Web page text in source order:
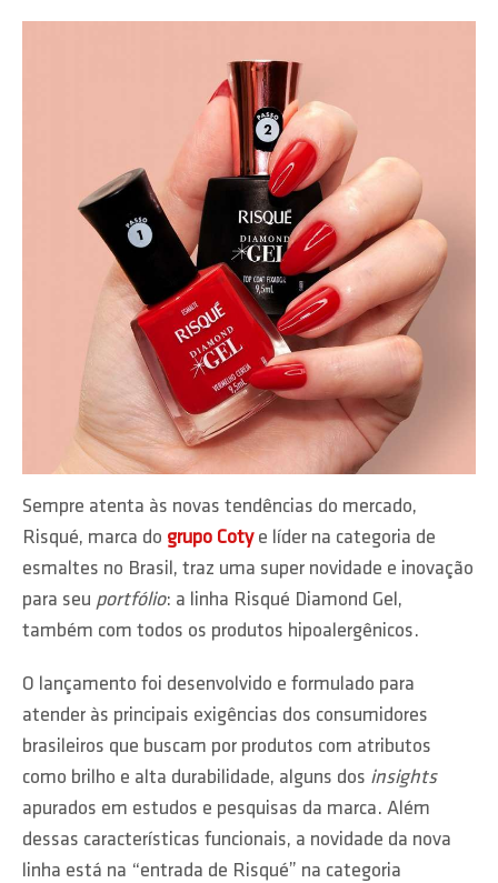
Sempre atenta às novas tendências do mercado,
Risqué, marca do grupo Cotye líder na categoria de
esmaltes no Brasil, traz uma super novidade e inovação
para seu portfólio: a linha Risqué Diamond Gel,
também com todos os produtos hipoalergênicos.
O lançamento foi desenvolvido e formulado para
atender às principais exigências dos consumidores
brasileiros que buscam por produtos com atributos
como brilho e alta durabilidade, alguns dos insights
apurados em estudos e pesquisas da marca. Além
dessas características funcionais, a novidade da nova
linha está na “entrada de Risqué” na categoria